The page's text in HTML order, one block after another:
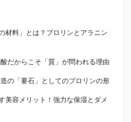
材料」とは？プロリンとアラニン
だからこそ「質」が問われる理由
の「要石」としてのプロリンの形
美容メリット！強力な保湿とダメ